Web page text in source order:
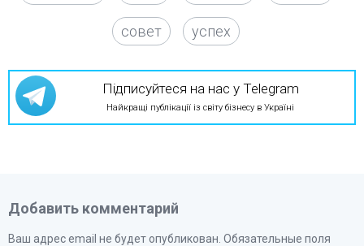
совет успех
Підписуйтеся на нас у Telegram
Найкращі публікації із світу бізнесу в Україні
Добавить комментарий
Ваш адрес email не будет опубликован. Обязательные поля